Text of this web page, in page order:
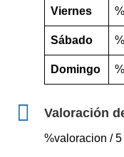
Viernes
Sábado
Domingo
Valoración
%valoracion /